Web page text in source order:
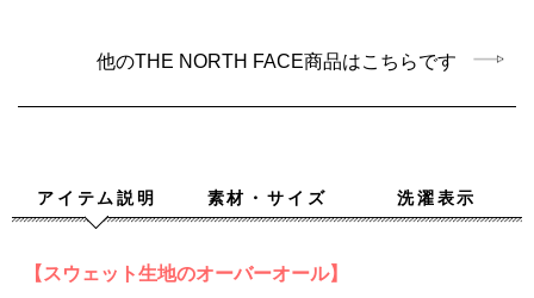
他のTHE NORTH FACE商品はこちらです
アイテム説明 素材・サイズ 洗濯表示
【スウェット生地のオーバーオール】